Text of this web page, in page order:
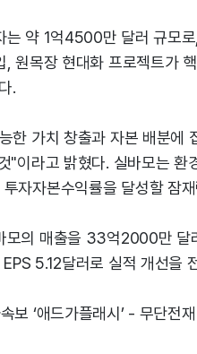
약 1억4500만 달러 규모
, 원목장 현대화 프로젝트가
.
한 가치 창출과 자본 배분
"이라고 밝혔다. 실바모는
자자본수익률을 달성할 잠
모의 매출을 33억2000만
5.12달러로 실적 개선을
보 ‘애드가플래시’ - 무단전